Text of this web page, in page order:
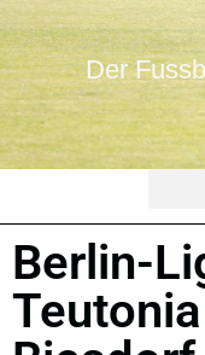
Der
Berlin-